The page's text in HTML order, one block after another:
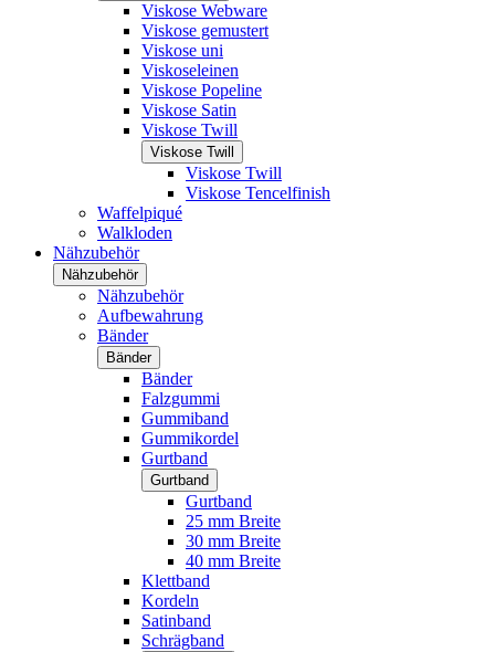
Viskose Webware
Viskose gemustert
Viskose uni
Viskoseleinen
Viskose Popeline
Viskose Satin
Viskose Twill
Viskose Twill
Viskose Twill
Viskose Tencelfinish
Waffelpiqué
Walkloden
Nähzubehör
Nähzubehör
Nähzubehör
Aufbewahrung
Bänder
Bänder
Bänder
Falzgummi
Gummiband
Gummikordel
Gurtband
Gurtband
Gurtband
25 mm Breite
30 mm Breite
40 mm Breite
Klettband
Kordeln
Satinband
Schrägband